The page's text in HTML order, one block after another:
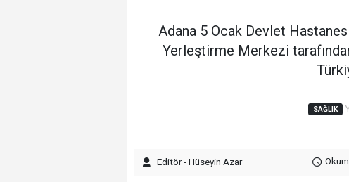
Adana 5 Ocak Devlet
Yerleştirme Merkezi
SAĞLIK
Editör - Hüseyin Azar